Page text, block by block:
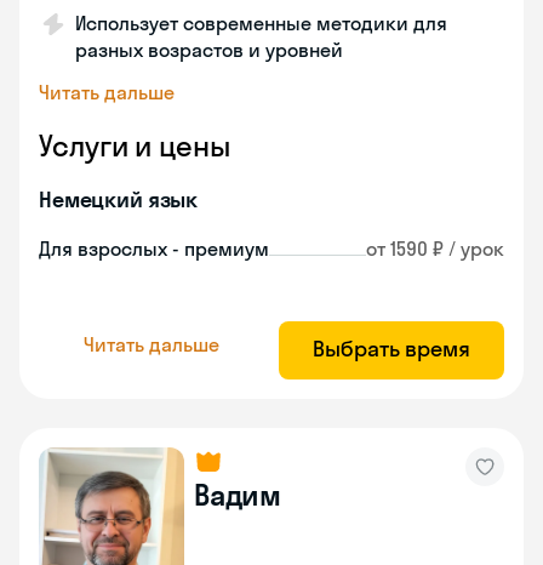
Использует современные методики для
разных возрастов и уровней
Читать дальше
Услуги и цены
Немецкий язык
Для взрослых - премиум от 1590 ₽ / урок
Читать дальше Выбрать время
Вадим